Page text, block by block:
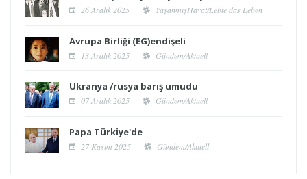
26 Aralık 2025 YaşanmışHayat/Lebte das Leben
Avrupa Birliği (EG)endişeli
13 Aralık 2025 Gündem/Aktuell
Ukranya /rusya barış umudu
07 Aralık 2025 Gündem/Aktuell
Papa Türkiye'de
27 Kasım 2025 Gündem/Aktuell